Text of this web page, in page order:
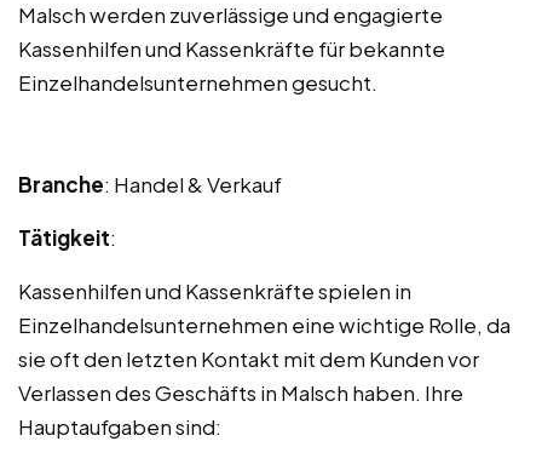
Malsch werden zuverlässige und engagierte
Kassenhilfen und Kassenkräfte für bekannte
Einzelhandelsunternehmen gesucht.
Branche: Handel & Verkauf
Tätigkeit:
Kassenhilfen und Kassenkräfte spielen in
Einzelhandelsunternehmen eine wichtige Rolle, da
sie oft den letzten Kontakt mit dem Kunden vor
Verlassen des Geschäfts in Malsch haben. Ihre
Hauptaufgaben sind: